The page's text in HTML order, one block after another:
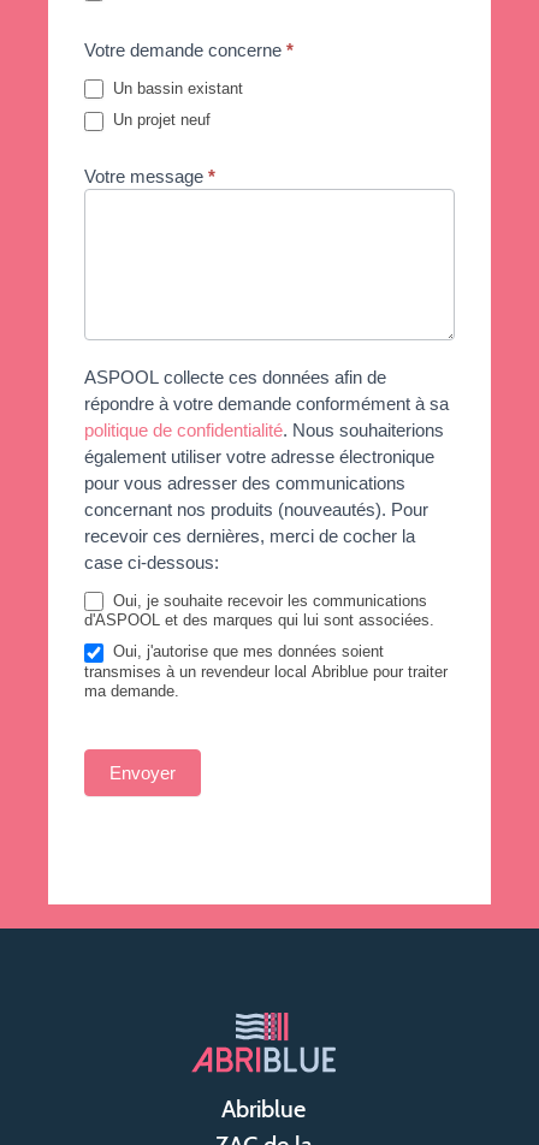
Votre demande concerne *
Un bassin existant
Un projet neuf
Votre message *
ASPOOL collecte ces données afin de
répondre à votre demande conformément à sa
politique de confidentialité. Nous souhaiterions
également utiliser votre adresse électronique
pour vous adresser des communications
concernant nos produits (nouveautés). Pour
recevoir ces dernières, merci de cocher la
case ci-dessous:
Oui, je souhaite recevoir les communications
d'ASPOOL et des marques qui lui sont associées.
Oui, j'autorise que mes données soient
transmises à un revendeur local Abriblue pour traiter
ma demande.
Envoyer
Abriblue